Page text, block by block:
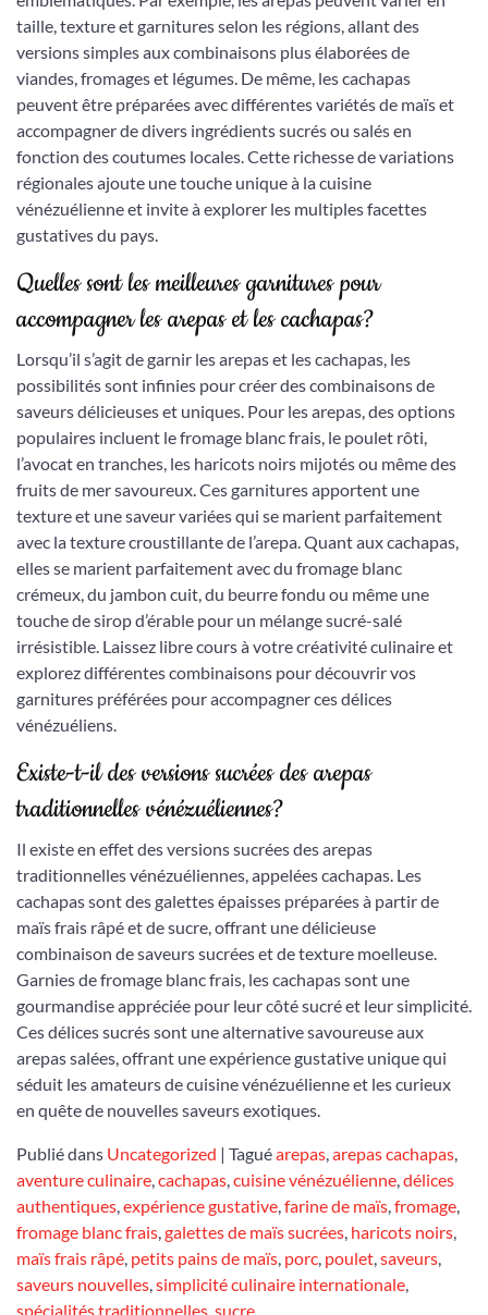
taille, texture et garnitures selon les régions, allant des
versions simples aux combinaisons plus élaborées de
viandes, fromages et légumes. De même, les cachapas
peuvent être préparées avec différentes variétés de maïs et
accompagner de divers ingrédients sucrés ou salés en
fonction des coutumes locales. Cette richesse de variations
régionales ajoute une touche unique à la cuisine
vénézuélienne et invite à explorer les multiples facettes
gustatives du pays.
Quelles sont les meilleures garnitures pour
accompagner les arepas et les cachapas?
Lorsqu’il s’agit de garnir les arepas et les cachapas, les
possibilités sont infinies pour créer des combinaisons de
saveurs délicieuses et uniques. Pour les arepas, des options
populaires incluent le fromage blanc frais, le poulet rôti,
l’avocat en tranches, les haricots noirs mijotés ou même des
fruits de mer savoureux. Ces garnitures apportent une
texture et une saveur variées qui se marient parfaitement
avec la texture croustillante de l’arepa. Quant aux cachapas,
elles se marient parfaitement avec du fromage blanc
crémeux, du jambon cuit, du beurre fondu ou même une
touche de sirop d’érable pour un mélange sucré-salé
irrésistible. Laissez libre cours à votre créativité culinaire et
explorez différentes combinaisons pour découvrir vos
garnitures préférées pour accompagner ces délices
vénézuéliens.
Existe-t-il des versions sucrées des arepas
traditionnelles vénézuéliennes?
Il existe en effet des versions sucrées des arepas
traditionnelles vénézuéliennes, appelées cachapas. Les
cachapas sont des galettes épaisses préparées à partir de
maïs frais râpé et de sucre, offrant une délicieuse
combinaison de saveurs sucrées et de texture moelleuse.
Garnies de fromage blanc frais, les cachapas sont une
gourmandise appréciée pour leur côté sucré et leur simplicité.
Ces délices sucrés sont une alternative savoureuse aux
arepas salées, offrant une expérience gustative unique qui
séduit les amateurs de cuisine vénézuélienne et les curieux
en quête de nouvelles saveurs exotiques.
Publié dans Uncategorized | Taguéarepas,arepas cachapas,
aventure culinaire,cachapas,cuisine vénézuélienne,délices
authentiques,expérience gustative,farine de maïs,fromage,
fromage blanc frais,galettes de maïs sucrées, haricots noirs,
maïs frais râpé, petits pains de maïs, porc, poulet,saveurs,
saveurs nouvelles,simplicité culinaire internationale,
spécialités traditionnelles sucre